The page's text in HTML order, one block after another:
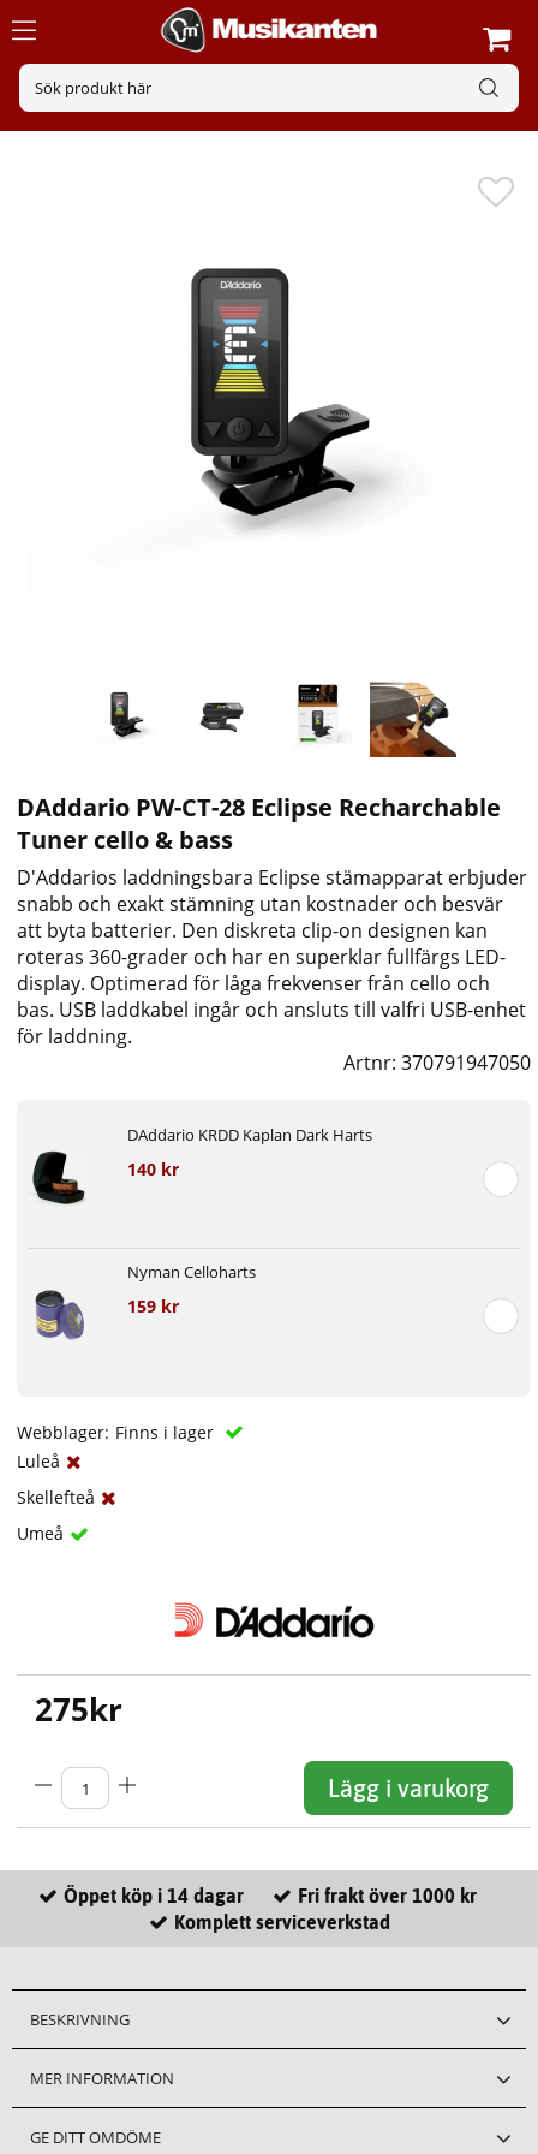
DAddario PW-CT-28 Eclipse Recharchable
Tuner cello & bass
D'Addarios laddningsbara Eclipse stämapparat erbjuder
snabb och exakt stämning utan kostnader och besvär
att byta batterier. Den diskreta clip-on designen kan
roteras 360-grader och har en superklar fullfärgs LED-
display. Optimerad för låga frekvenser från cello och
bas. USB laddkabel ingår och ansluts till valfri USB-enhet
för laddning.
Artnr:370791947050
DAddario KRDD Kaplan Dark Harts
140 kr
Nyman Celloharts
159 kr
Webblager: Finns i lager
Luleå
Skellefteå
Umeå
275kr
Lägg i varukorg
Öppet köp i 14 dagar
Fri frakt över 1000 kr
Komplett serviceverkstad
BESKRIVNING
MER INFORMATION
GE DITT OMDÖME